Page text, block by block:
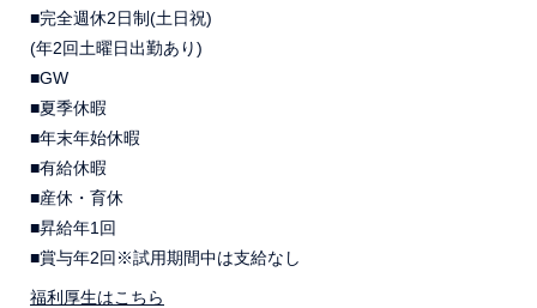
■完全週休2日制(土日祝)
(年2回土曜日出勤あり)
■GW
■夏季休暇
■年末年始休暇
■有給休暇
■産休・育休
■昇給年1回
■賞与年2回※試用期間中は支給なし
福利厚生はこちら